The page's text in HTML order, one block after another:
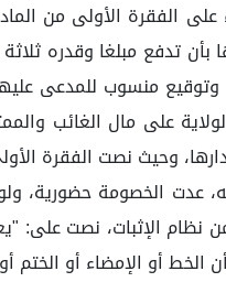
وتوقيع منسوب للمدعى
على مال الغائب
عدت الخصومة حضورية،
(٢٩) من نظام الإثبات،
الخط أو الإمضاء أو